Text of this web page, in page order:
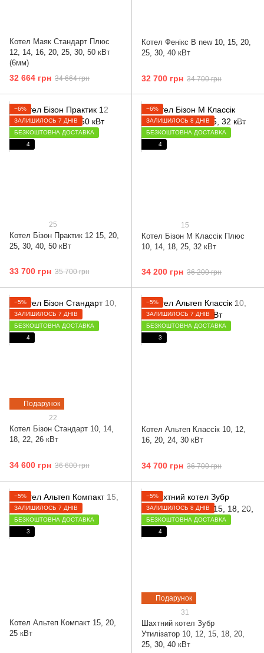
Котел Маяк Стандарт Плюс
12, 14, 16, 20, 25, 30, 50 кВт
(6мм)
32 664 грн 34 664 грн
Котел Фенікс B new 10, 15, 20,
25, 30, 40 кВт
32 700 грн 34 700 грн
−6%
ЗАЛИШИЛОСЬ 7 ДНІВ
БЕЗКОШТОВНА ДОСТАВКА
4
25
Котел Бізон Практик 12 15, 20,
25, 30, 40, 50 кВт
33 700 грн 35 700 грн
−6%
ЗАЛИШИЛОСЬ 8 ДНІВ
БЕЗКОШТОВНА ДОСТАВКА
4
15
Котел Бізон М Классік Плюс
10, 14, 18, 25, 32 кВт
34 200 грн 36 200 грн
Подарунок
−5%
ЗАЛИШИЛОСЬ 7 ДНІВ
БЕЗКОШТОВНА ДОСТАВКА
4
22
Котел Бізон Cтандарт 10, 14,
18, 22, 26 кВт
34 600 грн 36 600 грн
−5%
ЗАЛИШИЛОСЬ 7 ДНІВ
БЕЗКОШТОВНА ДОСТАВКА
3
Котел Альтеп Классік 10, 12,
16, 20, 24, 30 кВт
34 700 грн 36 700 грн
−5%
ЗАЛИШИЛОСЬ 7 ДНІВ
БЕЗКОШТОВНА ДОСТАВКА
3
Котел Альтеп Компакт 15, 20,
25 кВт
Подарунок
−5%
ЗАЛИШИЛОСЬ 8 ДНІВ
БЕЗКОШТОВНА ДОСТАВКА
4
31
Шахтний котел Зубр
Утилізатор 10, 12, 15, 18, 20,
25, 30, 40 кВт